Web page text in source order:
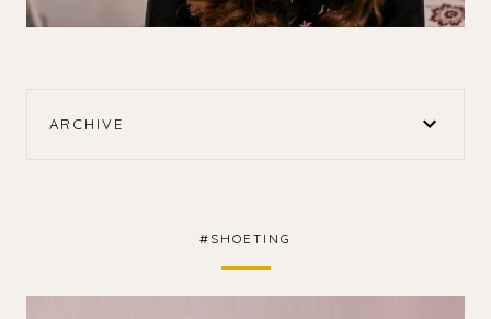
ARCHIVE
#SHOETING